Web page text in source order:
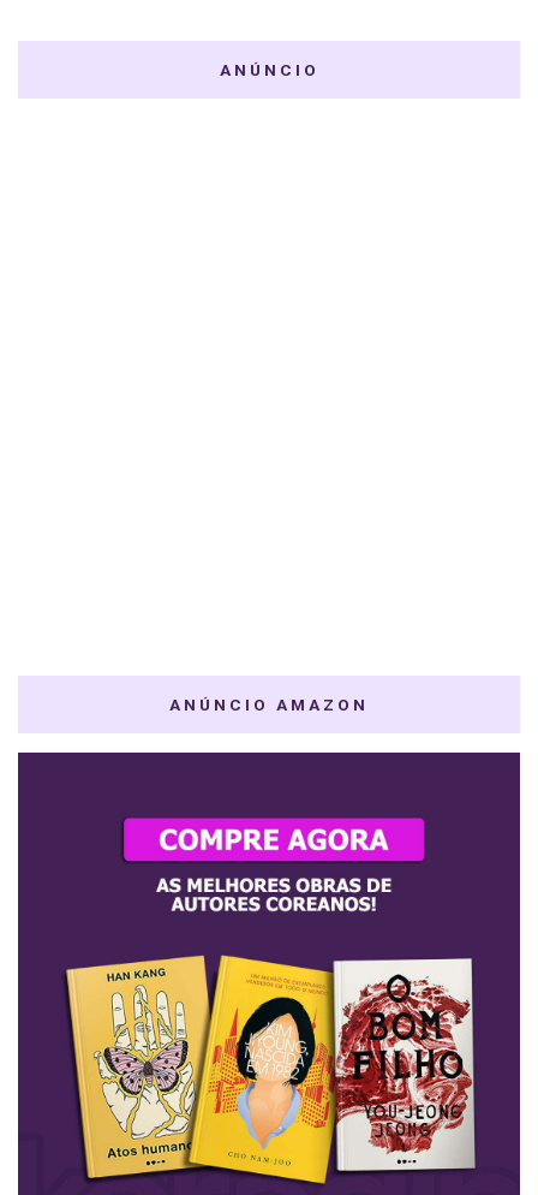
ANÚNCIO
ANÚNCIO AMAZON